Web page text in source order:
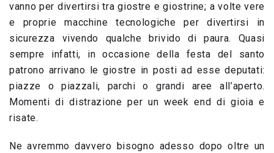
vanno per divertirsi tra giostre e giostrine; a volte vere
e proprie macchine tecnologiche per divertirsi in
sicurezza vivendo qualche brivido di paura. Quasi
sempre infatti, in occasione della festa del santo
patrono arrivano le giostre in posti ad esse deputati:
piazze o piazzali, parchi o grandi aree all’aperto.
Momenti di distrazione per un week end di gioia e
risate.
Ne avremmo davvero bisogno adesso dopo oltre un